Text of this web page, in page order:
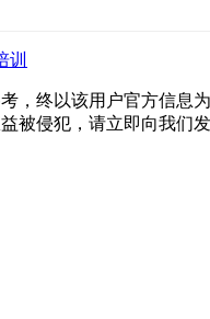
，也不逼迫，分析得很现实
得
俗易懂，会通过案例来让我
训
，终以该用户官方信
被侵犯，请立即向我